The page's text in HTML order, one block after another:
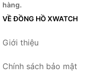
hàng.
VỀ ĐỒNG HỒ XWATCH
Giới thiệu
Chính sách bảo mật